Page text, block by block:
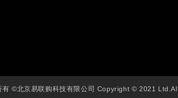
有 ©北京易联购科技有限公司 Copyright © 2021